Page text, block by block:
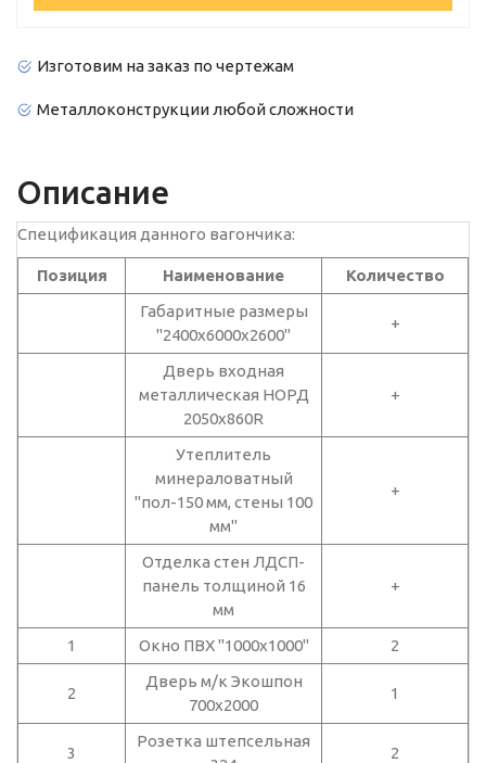
Изготовим на заказ по чертежам
Металлоконструкции любой сложности
Описание
Спецификация данного вагончика:
Позиция Наименование
Количество
Габаритные размеры
"2400х6000x2600"
+
Дверь входная
металлическая НОРД
2050х860R
+
Утеплитель
минераловатный
"пол-150 мм, стены 100
мм"
+
Отделка стен ЛДСП-
панель толщиной 16
мм
+
1 Окно ПВХ "1000x1000" 2
2
Дверь м/к Экошпон
700х2000
1
3
Розетка штепсельная
2